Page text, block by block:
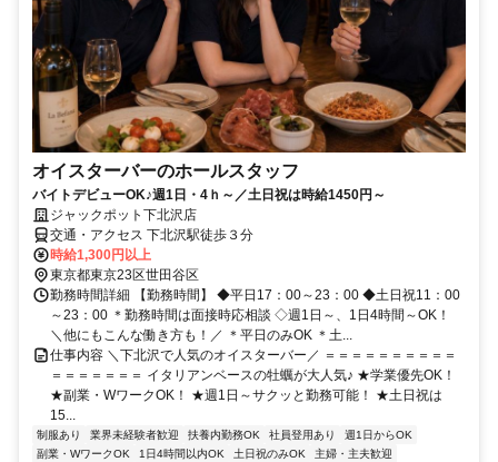
オイスターバーのホールスタッフ
バイトデビューOK♪週1日・4ｈ～／土日祝は時給1450円～
ジャックポット下北沢店
交通・アクセス 下北沢駅徒歩３分
時給1,300円以上
東京都東京23区世田谷区
勤務時間詳細 【勤務時間】 ◆平日17：00～23：00 ◆土日祝11：00
～23：00 ＊勤務時間は面接時応相談 ◇週1日～、1日4時間～OK！
＼他にもこんな働き方も！／ ＊平日のみOK ＊土...
仕事内容 ＼下北沢で人気のオイスターバー／ ＝＝＝＝＝＝＝＝＝＝
＝＝＝＝＝＝＝ イタリアンベースの牡蠣が大人気♪ ★学業優先OK！
★副業・WワークOK！ ★週1日～サクッと勤務可能！ ★土日祝は
15...
制服あり 業界未経験者歓迎 扶養内勤務OK 社員登用あり
週1日からOK
副業・WワークOK
1日4時間以内OK 土日祝のみOK
主婦・主夫歓迎